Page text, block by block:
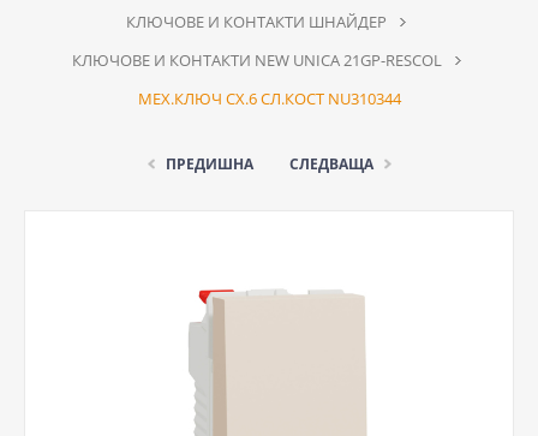
КЛЮЧОВЕ И КОНТАКТИ ШНАЙДЕР
КЛЮЧОВЕ И КОНТАКТИ NEW UNICA 21GP-RESCOL
МЕХ.КЛЮЧ СХ.6 СЛ.КОСТ NU310344
ПРЕДИШНА СЛЕДВАЩА